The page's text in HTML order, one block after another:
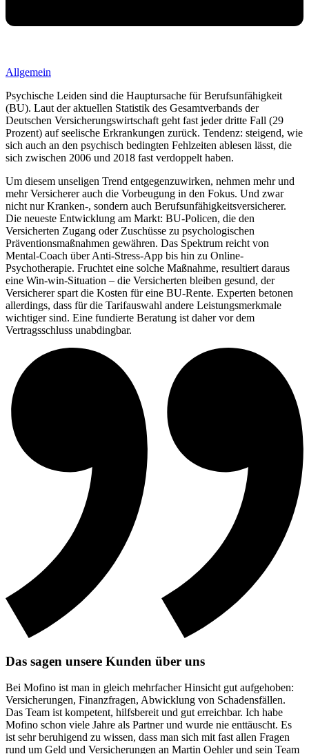
Allgemein
Psychische Leiden sind die Hauptursache für Berufsunfähigkeit
(BU). Laut der aktuellen Statistik des Gesamtverbands der
Deutschen Versicherungswirtschaft geht fast jeder dritte Fall (29
Prozent) auf seelische Erkrankungen zurück. Tendenz: steigend, wie
sich auch an den psychisch bedingten Fehlzeiten ablesen lässt, die
sich zwischen 2006 und 2018 fast verdoppelt haben.
Um diesem unseligen Trend entgegenzuwirken, nehmen mehr und
mehr Versicherer auch die Vorbeugung in den Fokus. Und zwar
nicht nur Kranken-, sondern auch Berufsunfähigkeitsversicherer.
Die neueste Entwicklung am Markt: BU-Policen, die den
Versicherten Zugang oder Zuschüsse zu psychologischen
Präventionsmaßnahmen gewähren. Das Spektrum reicht von
Mental-Coach über Anti-Stress-App bis hin zu Online-
Psychotherapie. Fruchtet eine solche Maßnahme, resultiert daraus
eine Win-win-Situation – die Versicherten bleiben gesund, der
Versicherer spart die Kosten für eine BU-Rente. Experten betonen
allerdings, dass für die Tarifauswahl andere Leistungsmerkmale
wichtiger sind. Eine fundierte Beratung ist daher vor dem
Vertragsschluss unabdingbar.
Das sagen unsere Kunden über uns
Bei Mofino ist man in gleich mehrfacher Hinsicht gut aufgehoben:
Versicherungen, Finanzfragen, Abwicklung von Schadensfällen.
Das Team ist kompetent, hilfsbereit und gut erreichbar. Ich habe
Mofino schon viele Jahre als Partner und wurde nie enttäuscht. Es
ist sehr beruhigend zu wissen, dass man sich mit fast allen Fragen
rund um Geld und Versicherungen an Martin Oehler und sein Team